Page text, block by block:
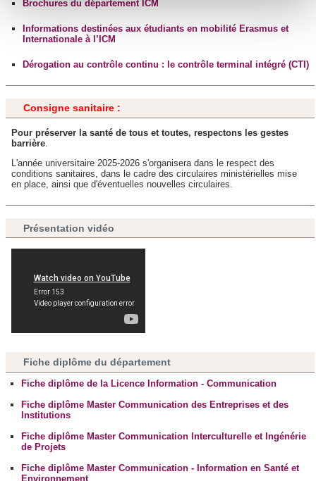
Pour en savoir plus sur le traitement de vos données
personnelles et définir vos préférences, reportez-vous à la
section « Détails ». Vous pouvez modifier ou retirer votre
consentement à tout moment à partir de la déclaration sur
Les cookies nous permettent de personnaliser le contenu
et les annonces, d'offrir des fonctionnalités relatives aux
médias sociaux et d'analyser notre trafic. Nous
partageons également des informations sur l'utilisation de
notre site avec nos partenaires de médias sociaux, de
ont collectées lors de votre utilisation de leurs services.
Brochures du département ICM
Informations destinées aux étudiants en mobilité Erasmus et
Internationale à l’ICM
Dérogation au contrôle continu : le contrôle terminal intégré (CTI)
Consigne sanitaire :
Pour préserver la santé de tous et toutes, respectons les gestes
barrière.
L'année universitaire 2025-2026 s'organisera dans le respect des
conditions sanitaires, dans le cadre des circulaires ministérielles mise
en place, ainsi que d'éventuelles nouvelles circulaires.
Présentation vidéo
Fiche diplôme du département
Fiche diplôme de la Licence Information - Communication
Fiche diplôme Master Communication des Entreprises et des
Institutions
Fiche diplôme Master Communication Interculturelle et Ingénérie
de Projets
Fiche diplôme Master Communication - Information en Santé et
Environnement